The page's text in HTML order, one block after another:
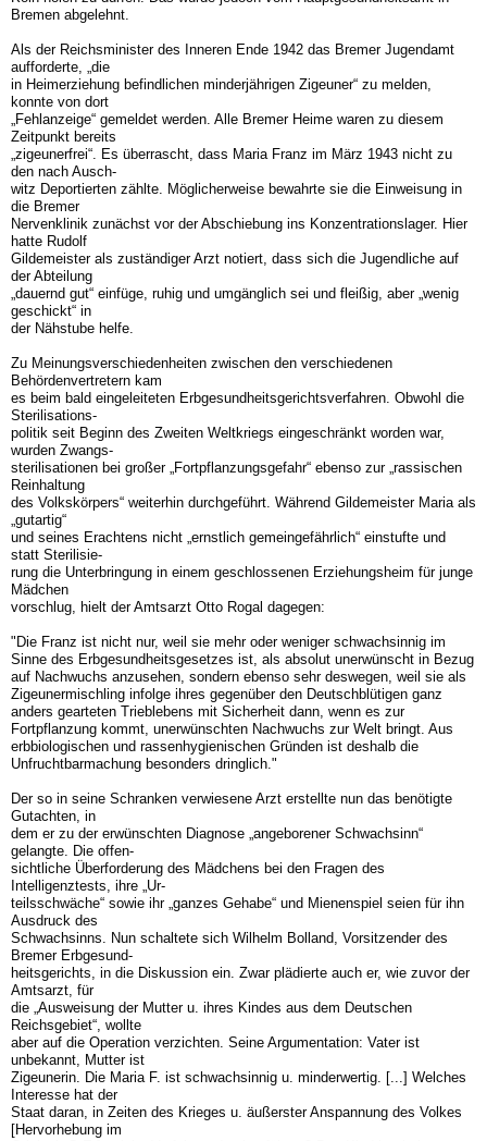
Bremen abgelehnt.
Als der Reichsminister des Inneren Ende 1942 das Bremer Jugendamt
aufforderte, „die
in Heimerziehung befindlichen minderjährigen Zigeuner“ zu melden,
konnte von dort
„Fehlanzeige“ gemeldet werden. Alle Bremer Heime waren zu diesem
Zeitpunkt bereits
„zigeunerfrei“. Es überrascht, dass Maria Franz im März 1943 nicht zu
den nach Ausch-
witz Deportierten zählte. Möglicherweise bewahrte sie die Einweisung in
die Bremer
Nervenklinik zunächst vor der Abschiebung ins Konzentrationslager. Hier
hatte Rudolf
Gildemeister als zuständiger Arzt notiert, dass sich die Jugendliche auf
der Abteilung
„dauernd gut“ einfüge, ruhig und umgänglich sei und fleißig, aber „wenig
geschickt“ in
der Nähstube helfe.
Zu Meinungsverschiedenheiten zwischen den verschiedenen
Behördenvertretern kam
es beim bald eingeleiteten Erbgesundheitsgerichtsverfahren. Obwohl die
Sterilisations-
politik seit Beginn des Zweiten Weltkriegs eingeschränkt worden war,
wurden Zwangs-
sterilisationen bei großer „Fortpflanzungsgefahr“ ebenso zur „rassischen
Reinhaltung
des Volkskörpers“ weiterhin durchgeführt. Während Gildemeister Maria als
„gutartig“
und seines Erachtens nicht „ernstlich gemeingefährlich“ einstufte und
statt Sterilisie-
rung die Unterbringung in einem geschlossenen Erziehungsheim für junge
Mädchen
vorschlug, hielt der Amtsarzt Otto Rogal dagegen:
"Die Franz ist nicht nur, weil sie mehr oder weniger schwachsinnig im
Sinne des Erbgesundheitsgesetzes ist, als absolut unerwünscht in Bezug
auf Nachwuchs anzusehen, sondern ebenso sehr deswegen, weil sie als
Zigeunermischling infolge ihres gegenüber den Deutschblütigen ganz
anders gearteten Trieblebens mit Sicherheit dann, wenn es zur
Fortpflanzung kommt, unerwünschten Nachwuchs zur Welt bringt. Aus
erbbiologischen und rassenhygienischen Gründen ist deshalb die
Unfruchtbarmachung besonders dringlich."
Der so in seine Schranken verwiesene Arzt erstellte nun das benötigte
Gutachten, in
dem er zu der erwünschten Diagnose „angeborener Schwachsinn“
gelangte. Die offen-
sichtliche Überforderung des Mädchens bei den Fragen des
Intelligenztests, ihre „Ur-
teilsschwäche“ sowie ihr „ganzes Gehabe“ und Mienenspiel seien für ihn
Ausdruck des
Schwachsinns. Nun schaltete sich Wilhelm Bolland, Vorsitzender des
Bremer Erbgesund-
heitsgerichts, in die Diskussion ein. Zwar plädierte auch er, wie zuvor der
Amtsarzt, für
die „Ausweisung der Mutter u. ihres Kindes aus dem Deutschen
Reichsgebiet“, wollte
aber auf die Operation verzichten. Seine Argumentation: Vater ist
unbekannt, Mutter ist
Zigeunerin. Die Maria F. ist schwachsinnig u. minderwertig. [...] Welches
Interesse hat der
Staat daran, in Zeiten des Krieges u. äußerster Anspannung des Volkes
[Hervorhebung im